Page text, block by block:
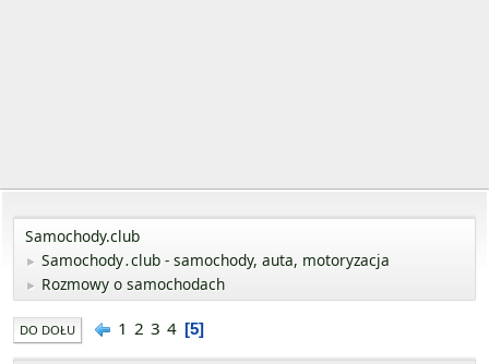
Samochody.club
► Samochody․club - samochody, auta, motoryzacja
► Rozmowy o samochodach
DO DOŁU 1 2 3 4 5